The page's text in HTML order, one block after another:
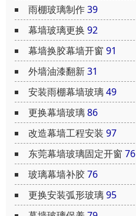
雨棚玻璃制作39
幕墙玻璃更换 92
幕墙换胶幕墙开窗 91
外墙油漆翻新31
安装雨棚幕墙玻璃49
更换幕墙玻璃86
改造幕墙工程安装 97
东莞幕墙玻璃固定开窗 76
玻璃幕墙补胶76
更换安装弧形玻璃95